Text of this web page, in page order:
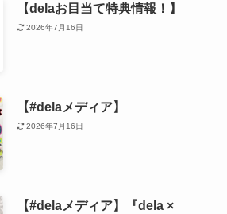
【delaお目当て特典情報！】
2026年7月16日
【#delaメディア】
2026年7月16日
【#delaメディア】『dela ×